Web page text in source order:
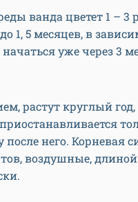
ванда цветет 1 – 3
1, 5 месяцев, в
уже через 3
растут круглый год,
него. Корневая
воздушные, длиной